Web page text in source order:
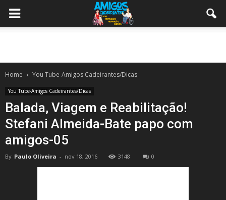
Home You Tube-Amigos Cadeirantes/Dicas
You Tube-Amigos Cadeirantes/Dicas
Balada, Viagem e Reabilitação!
Stefani Almeida-Bate papo com
amigos-05
By Paulo Oliveira - nov 18, 2016 3148 0